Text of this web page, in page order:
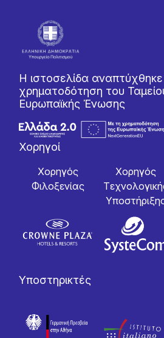
Η ιστοσελίδα
χρηματοδότηση του
Ευρωπαϊκής Ένωσης
Χορηγοί
Χορηγός
Φιλοξενίας
Χορηγός
Υποστηρικτές